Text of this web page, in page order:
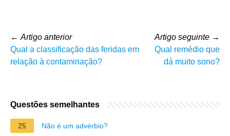
← Artigo anterior
Qual a classificação das feridas em
relação à contaminação?
Artigo seguinte →
Qual remédio que
dá muito sono?
Questões semelhantes
25 Não é um advérbio?